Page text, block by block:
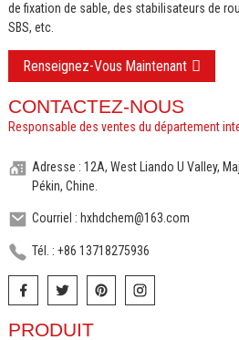
de fixation de sable, des stabilisateurs de
SBS, etc.
Renseignez-Vous Maintenant
CONTACTEZ-NOUS
Responsable des ventes du département
Adresse : 12A, West Liando U Valley,
Pékin, Chine.
Courriel : hxhdchem@163.com
Tél. : +86 13718275936
PRODUIT